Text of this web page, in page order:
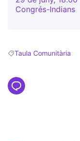
Congrés-Indians
Resultats en filtrar per:
Taula Comunitària